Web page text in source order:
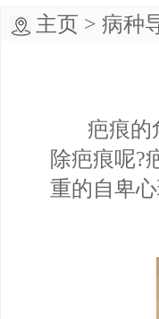
主页 > 病种
疤痕的危
除疤痕呢?
重的自卑